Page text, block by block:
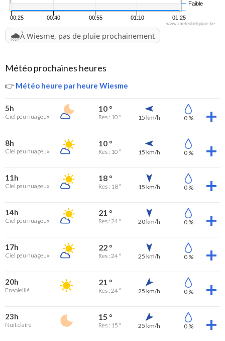
00:25 00:40 00:55 01:10 01:25
Faible
www.meteobelgique.be
🌧️À Wiesme, pas de pluie prochainement
Météo prochaines heures
👉 Météo heure par heure Wiesme
5h
Ciel peu nuageux
10 °
Res : 10 ° 15 km/h 0 %
8h
Ciel peu nuageux
10 °
Res : 10 ° 15 km/h 0 %
11h
Ciel peu nuageux
18 °
Res : 18 ° 15 km/h 0 %
14h
Ciel peu nuageux
21 °
Res : 24 ° 20 km/h 0 %
17h
Ciel peu nuageux
22 °
Res : 24 ° 25 km/h 0 %
20h
Ensoleillé
21 °
Res : 24 ° 25 km/h 0 %
23h
Nuit claire
15 °
Res : 15 ° 25 km/h 0 %